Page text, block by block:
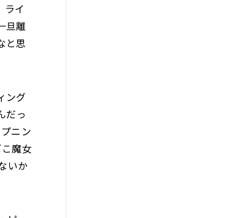
ライ
旦離
と思
ング
だっ
ニン
魔女
いか